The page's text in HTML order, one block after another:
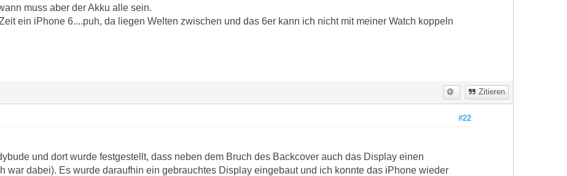
muss aber der Akku alle sein.
ein iPhone 6....puh, da liegen Welten zwischen und das 6er kann ich nicht mit meiner Watch koppeln
Zitieren
#22
und dort wurde festgestellt, dass neben dem Bruch des Backcover auch das Display einen
war dabei). Es wurde daraufhin ein gebrauchtes Display eingebaut und ich konnte das iPhone wieder